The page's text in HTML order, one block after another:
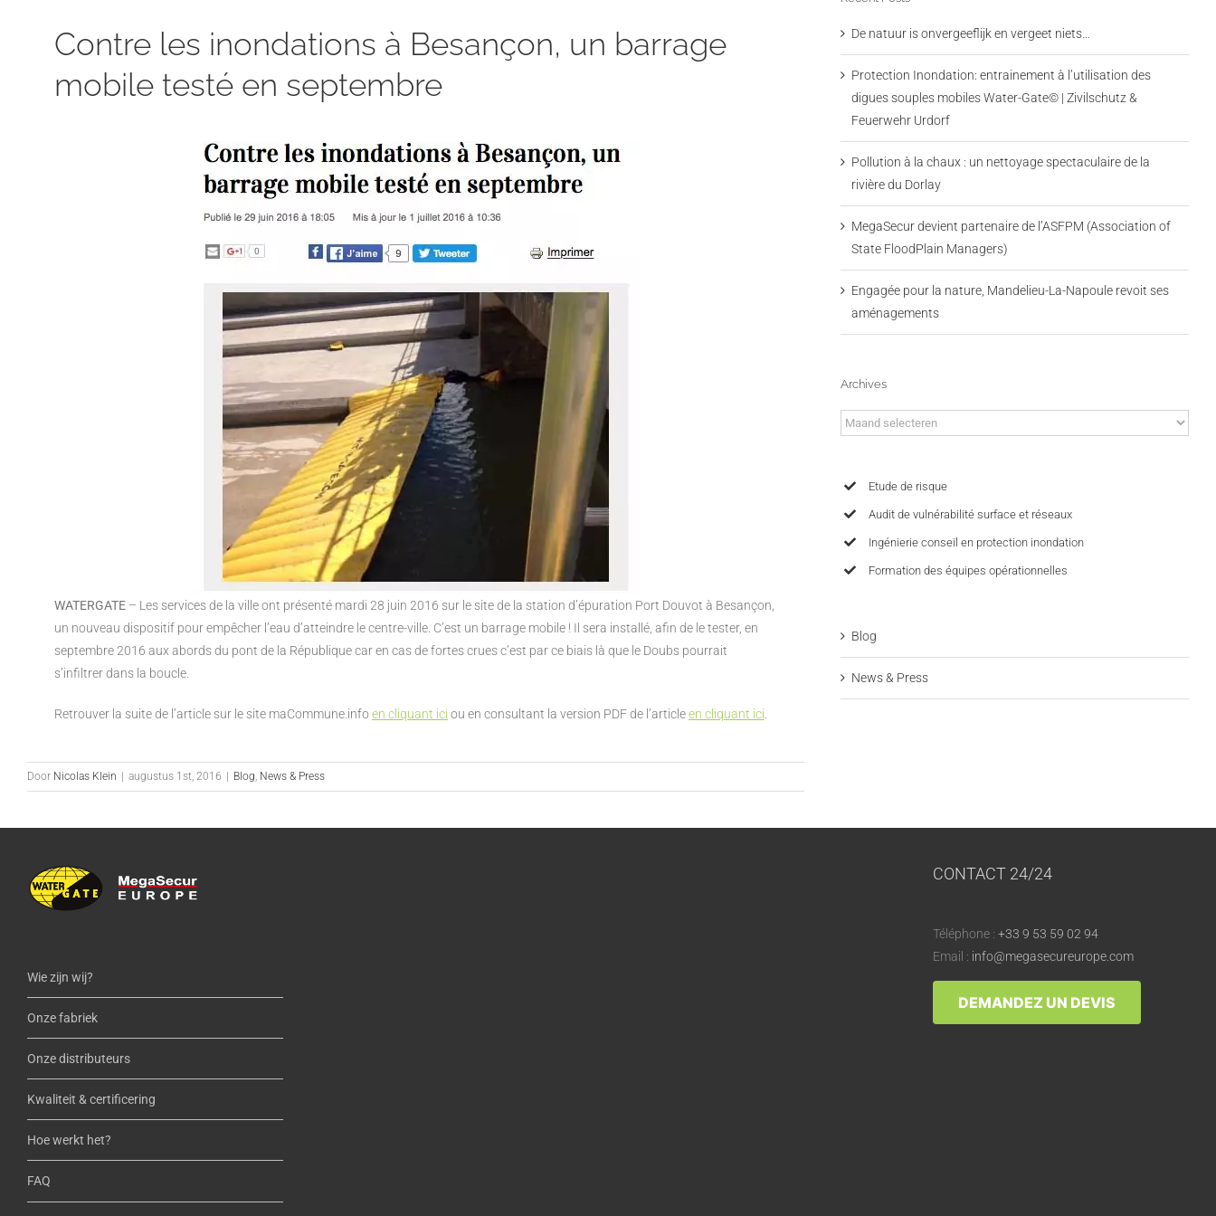
Contre les inondations à Besançon, un barrage
mobile testé en septembre
WATERGATE – Les services de la ville ont présenté mardi 28 juin 2016 sur le site de la station d’épuration Port Douvot à Besançon,
un nouveau dispositif pour empêcher l’eau d’atteindre le centre-ville. C’est un barrage mobile ! Il sera installé, afin de le tester, en
septembre 2016 aux abords du pont de la République car en cas de fortes crues c’est par ce biais là que le Doubs pourrait
s’infiltrer dans la boucle.
Retrouver la suite de l’article sur le site maCommune.info en cliquant ici ou en consultant la version PDF de l’articleen cliquant ici.
Door Nicolas Klein augustus 1st, 2016 Blog, News & Press
De natuur is onvergeeflijk en vergeet niets…
Protection Inondation: entrainement à l’utilisation des
digues souples mobiles Water-Gate© | Zivilschutz &
Feuerwehr Urdorf
Pollution à la chaux : un nettoyage spectaculaire de la
rivière du Dorlay
MegaSecur devient partenaire de l’ASFPM (Association of
State FloodPlain Managers)
Engagée pour la nature, Mandelieu-La-Napoule revoit ses
aménagements
Archives
Archives
Etude de risque
Audit de vulnérabilité surface et réseaux
Ingénierie conseil en protection inondation
Formation des équipes opérationnelles
Blog
News & Press
Wie zijn wij?
Onze fabriek
Onze distributeurs
Kwaliteit & certificering
Hoe werkt het?
FAQ
CONTACT 24/24
Téléphone :+33 9 53 59 02 94
Email : info@megasecureurope.com
DEMANDEZ UN DEVIS